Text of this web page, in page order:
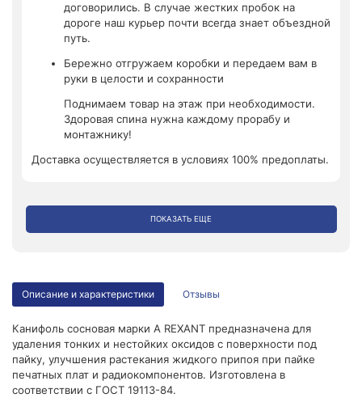
договорились. В случае жестких пробок на
дороге наш курьер почти всегда знает объездной
путь.
Бережно отгружаем коробки и передаем вам в
руки в целости и сохранности
Поднимаем товар на этаж при необходимости.
Здоровая спина нужна каждому прорабу и
монтажнику!
Доставка осуществляется в условиях 100% предоплаты.
ПОКАЗАТЬ ЕЩЕ
Описание и характеристики Отзывы
Канифоль сосновая марки А REXANT предназначена для
удаления тонких и нестойких оксидов с поверхности под
пайку, улучшения растекания жидкого припоя при пайке
печатных плат и радиокомпонентов. Изготовлена в
соответствии с ГОСТ 19113-84.